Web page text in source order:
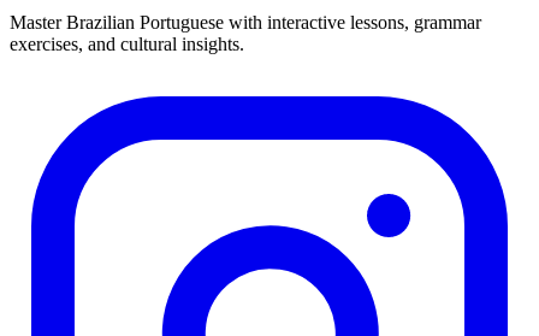
Master Brazilian Portuguese with interactive lessons, grammar
exercises, and cultural insights.